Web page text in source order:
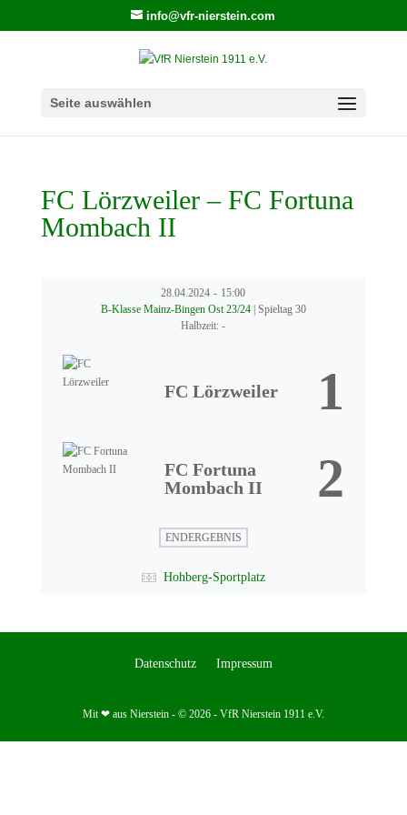
info@vfr-nierstein.com
Seite auswählen
FC Lörzweiler – FC Fortuna
Mombach II
28.04.2024 - 15:00
B-Klasse Mainz-Bingen Ost 23/24 | Spieltag 30
Halbzeit: -
FC Lörzweiler 1
FC Fortuna
Mombach II
2
ENDERGEBNIS
Hohberg-Sportplatz
Datenschutz Impressum
Mit ❤ aus Nierstein - © 2026 - VfR Nierstein 1911 e.V.